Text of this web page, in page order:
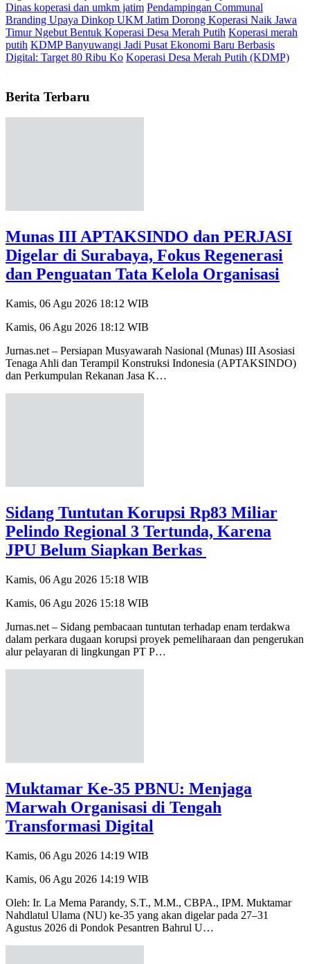
Dinas koperasi dan umkm jatim Pendampingan Communal
Branding Upaya Dinkop UKM Jatim Dorong Koperasi Naik Jawa
Timur Ngebut Bentuk Koperasi Desa Merah Putih Koperasi merah
putih KDMP Banyuwangi Jadi Pusat Ekonomi Baru Berbasis
Digital: Target 80 Ribu Ko Koperasi Desa Merah Putih (KDMP)
Berita Terbaru
Munas III APTAKSINDO dan PERJASI
Digelar di Surabaya, Fokus Regenerasi
dan Penguatan Tata Kelola Organisasi
Kamis, 06 Agu 2026 18:12 WIB
Kamis, 06 Agu 2026 18:12 WIB
Jurnas.net – Persiapan Musyawarah Nasional (Munas) III Asosiasi
Tenaga Ahli dan Terampil Konstruksi Indonesia (APTAKSINDO)
dan Perkumpulan Rekanan Jasa K…
Sidang Tuntutan Korupsi Rp83 Miliar
Pelindo Regional 3 Tertunda, Karena
JPU Belum Siapkan Berkas
Kamis, 06 Agu 2026 15:18 WIB
Kamis, 06 Agu 2026 15:18 WIB
Jurnas.net – Sidang pembacaan tuntutan terhadap enam terdakwa
dalam perkara dugaan korupsi proyek pemeliharaan dan pengerukan
alur pelayaran di lingkungan PT P…
Muktamar Ke-35 PBNU: Menjaga
Marwah Organisasi di Tengah
Transformasi Digital
Kamis, 06 Agu 2026 14:19 WIB
Kamis, 06 Agu 2026 14:19 WIB
Oleh: Ir. La Mema Parandy, S.T., M.M., CBPA., IPM. Muktamar
Nahdlatul Ulama (NU) ke-35 yang akan digelar pada 27–31
Agustus 2026 di Pondok Pesantren Bahrul U…